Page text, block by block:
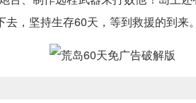
，坚持生存60天，等到救援的到来。